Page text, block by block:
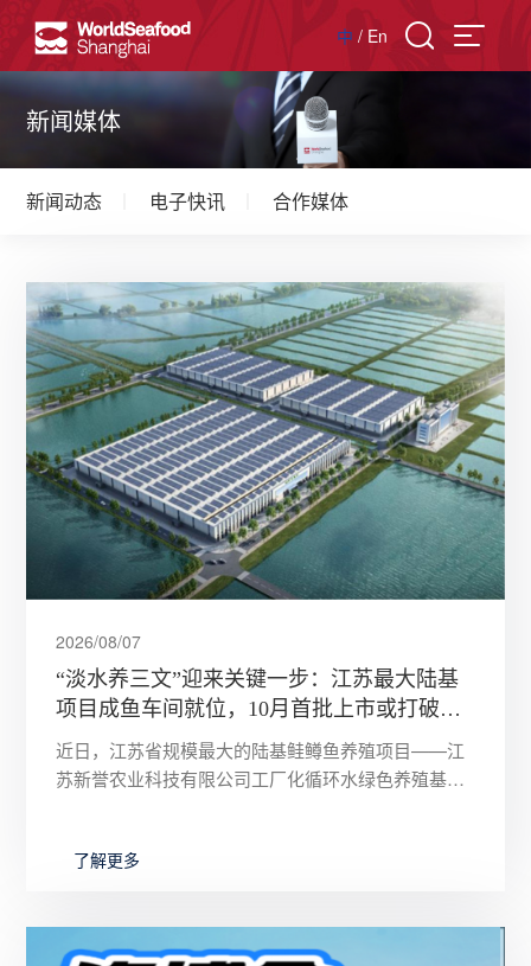
中 / En
新闻媒体
新闻动态 电子快讯 合作媒体
2026/08/07
“淡水养三文”迎来关键一步：江苏最大陆基
项目成鱼车间就位，10月首批上市或打破进
口依赖
近日，江苏省规模最大的陆基鲑鳟鱼养殖项目——江
苏新誉农业科技有限公司工厂化循环水绿色养殖基地
了解更多